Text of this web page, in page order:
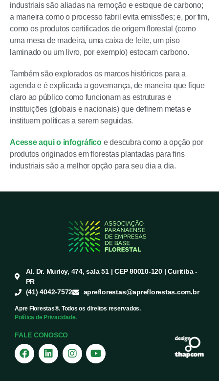
industriais são aliadas na remoção e estoque de carbono;
a maneira como o processo fabril evita emissões; e, por fim,
como os produtos certificados de origem florestal (como
uma mesa de madeira, uma caixa de leite, um piso
laminado ou um livro, por exemplo) estocam carbono.
Também são explorados os marcos históricos para a
agenda e é explicada a governança, de maneira que fique
claro ao público como funcionam as estruturas e
instituições (globais e nacionais) que definem metas e
instituem políticas a serem seguidas.
Acesse aqui o infográfico e descubra como a opção por
produtos originados em florestas plantadas para fins
industriais são a melhor opção para seu dia a dia.
Al. Dr. Muricy, 474, sala 51 | CEP 80010-120 | Curitiba -
PR
(41) 4042-7572
apreflorestas@apreflorestas.com.br
Apre Florestas®. Todos os direitos reservados.
Política de Privacidade.
FALE CONOSCO